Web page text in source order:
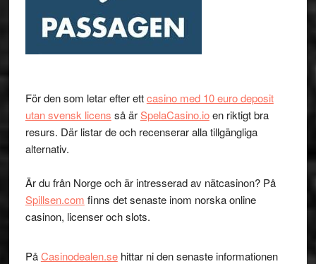
För den som letar efter ettcasino med 10 euro deposit
utan svensk licens så ärSpelaCasino.ioen riktigt bra
resurs. Där listar de och recenserar alla tillgängliga
alternativ.
Är du från Norge och är intresserad av nätcasinon? På
Spillsen.com finns det senaste inom norska online
casinon, licenser och slots.
PåCasinodealen.sehittar ni den senaste informationen